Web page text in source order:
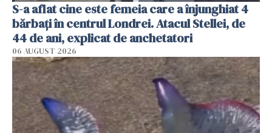
S-a aflat cine este femeia care a înjunghiat 4
bărbați în centrul Londrei. Atacul Stellei, de
44 de ani, explicat de anchetatori
06 AUGUST 2026